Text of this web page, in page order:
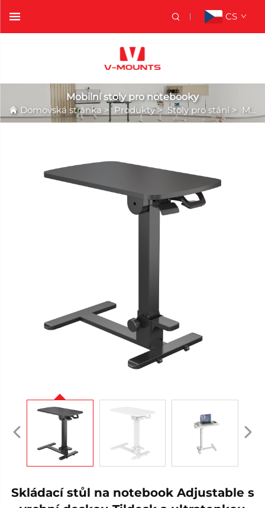
CS
Mobilní stoly pro notebooky
Domovská stránka> Produkty> Stoly pro stání > Mobilní stoly pro notebooky
Skládací stůl na notebook Adjustable s